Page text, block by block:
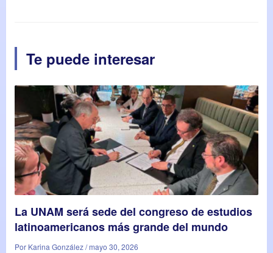
Te puede interesar
La UNAM será sede del congreso de estudios
latinoamericanos más grande del mundo
Por Karina González / mayo 30, 2026